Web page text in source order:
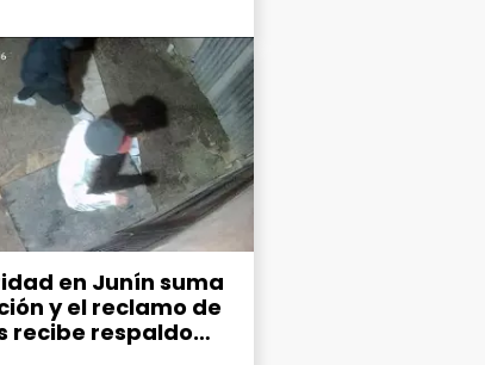
en Junín suma
y el reclamo de
recibe respaldo